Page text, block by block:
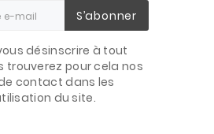
S’abonner
désinscrire à tout
trouverez pour cela nos
contact dans les
du site.